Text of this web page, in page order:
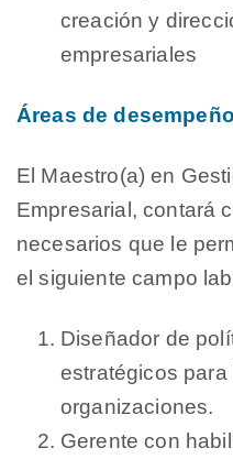
creación y
empresariales
Áreas de
El Maestro(a) en
Empresarial, contará
necesarios que le
el siguiente campo
Diseñador de
estratégicos
organizaciones.
Gerente con